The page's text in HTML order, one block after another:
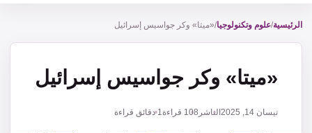
الناشر
الرئيسية/علوم وتكنولوجيا/«ميتا» وكر جواسيس إسرائيل
«ميتا» وكر جواسيس إسرائيل
نيسان 14, 2025 الناشر 108 قراءة1 دقائق قراءة